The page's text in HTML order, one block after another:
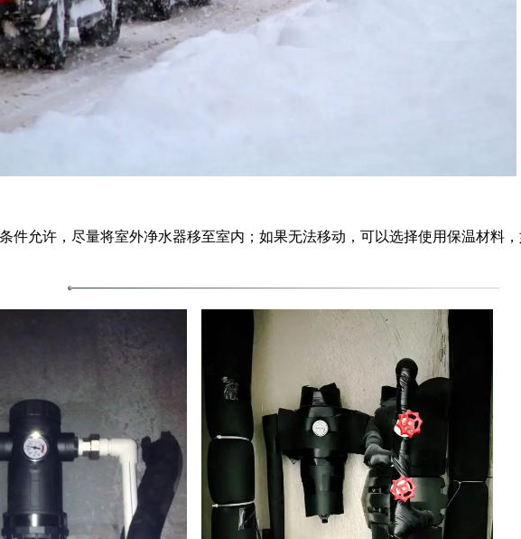
件允许，尽量将室外净水器移至室内；如果无法移动，可以选择使用保温材料